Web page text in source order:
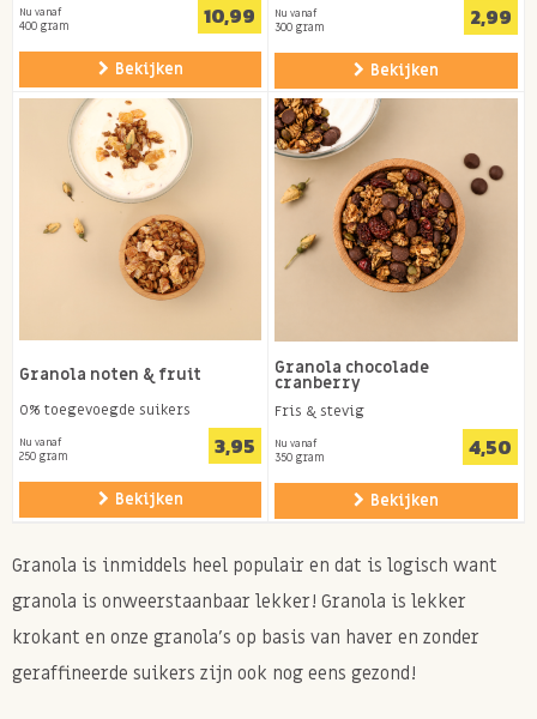
Nu vanaf
400 gram 10,99
Bekijken
Nu vanaf
300 gram 2,99
Bekijken
Granola noten & fruit
0% toegevoegde suikers
Nu vanaf
250 gram 3,95
Bekijken
Granola chocolade
cranberry
Fris & stevig
Nu vanaf
350 gram 4,50
Bekijken
Granola is inmiddels heel populair en dat is logisch want
granola is onweerstaanbaar lekker! Granola is lekker
krokant en onze granola's op basis van haver en zonder
geraffineerde suikers zijn ook nog eens gezond!